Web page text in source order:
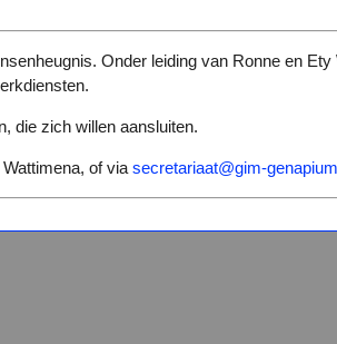
Onder leiding van Ronne en Ety
die zich willen aansluiten.
of viasecretariaat@gim-